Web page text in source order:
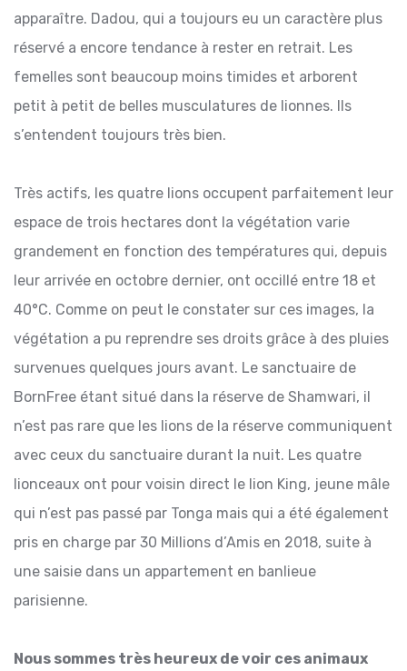
apparaître. Dadou, qui a toujours eu un caractère plus
réservé a encore tendance à rester en retrait. Les
femelles sont beaucoup moins timides et arborent
petit à petit de belles musculatures de lionnes. Ils
s’entendent toujours très bien.
Très actifs, les quatre lions occupent parfaitement leur
espace de trois hectares dont la végétation varie
grandement en fonction des températures qui, depuis
leur arrivée en octobre dernier, ont occillé entre 18 et
40°C. Comme on peut le constater sur ces images, la
végétation a pu reprendre ses droits grâce à des pluies
survenues quelques jours avant. Le sanctuaire de
BornFree étant situé dans la réserve de Shamwari, il
n’est pas rare que les lions de la réserve communiquent
avec ceux du sanctuaire durant la nuit. Les quatre
lionceaux ont pour voisin direct le lion King, jeune mâle
qui n’est pas passé par Tonga mais qui a été également
pris en charge par 30 Millions d’Amis en 2018, suite à
une saisie dans un appartement en banlieue
parisienne.
Nous sommes très heureux de voir ces animaux